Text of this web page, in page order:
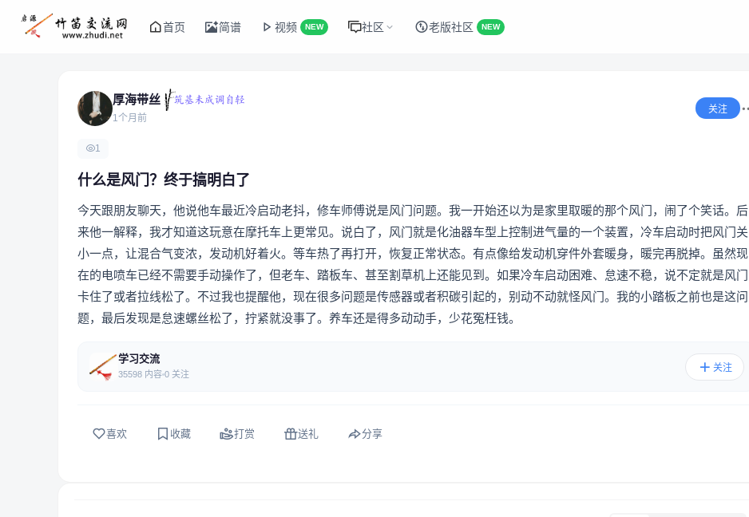
首页 简谱 视频 NEW 社区 老版社区 NEW
厚海带丝
1个月前
关注
1
什么是风门？终于搞明白了
今天跟朋友聊天，他说他车最近冷启动老抖，修车师傅说是风门问题。我一开始还以为是家里取暖的那个风门，闹了个笑话。后
来他一解释，我才知道这玩意在摩托车上更常见。说白了，风门就是化油器车型上控制进气量的一个装置，冷车启动时把风门关
小一点，让混合气变浓，发动机好着火。等车热了再打开，恢复正常状态。有点像给发动机穿件外套暖身，暖完再脱掉。虽然现
在的电喷车已经不需要手动操作了，但老车、踏板车、甚至割草机上还能见到。如果冷车启动困难、怠速不稳，说不定就是风门
卡住了或者拉线松了。不过我也提醒他，现在很多问题是传感器或者积碳引起的，别动不动就怪风门。我的小踏板之前也是这问
题，最后发现是怠速螺丝松了，拧紧就没事了。养车还是得多动动手，少花冤枉钱。
学习交流
35598 内容 0 关注
关注
喜欢 收藏 打赏 送礼 分享